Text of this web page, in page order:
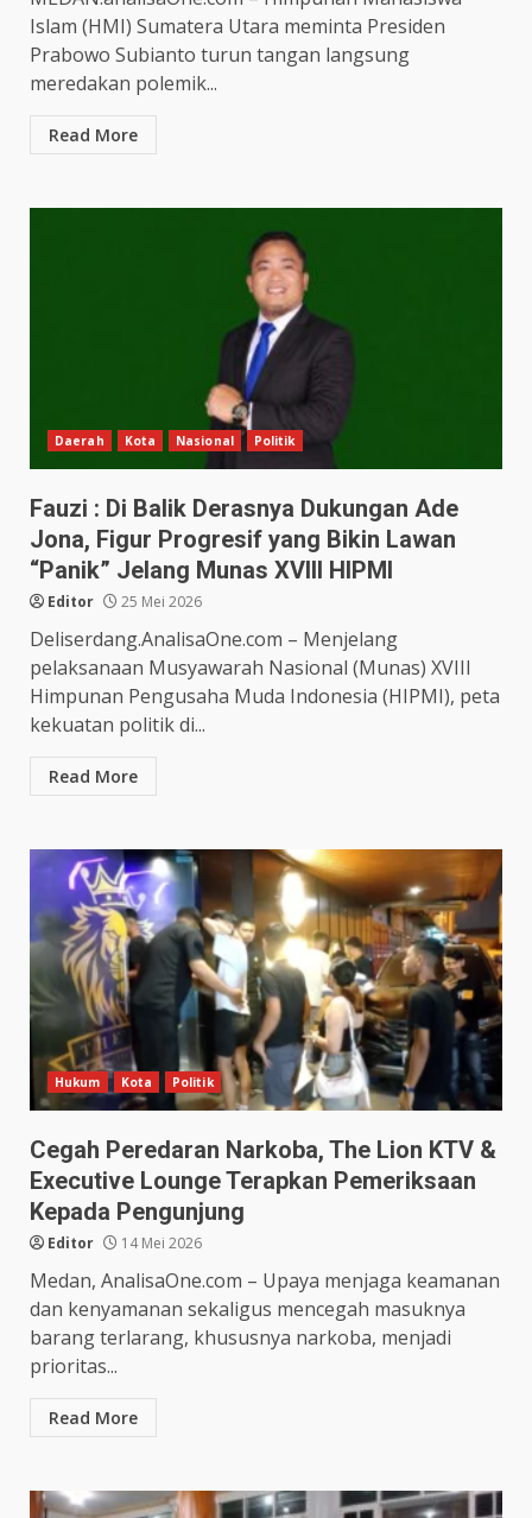
Islam (HMI) Sumatera Utara meminta Presiden
Prabowo Subianto turun tangan langsung
meredakan polemik...
Read More
Daerah Kota Nasional Politik
Fauzi : Di Balik Derasnya Dukungan Ade
Jona, Figur Progresif yang Bikin Lawan
“Panik” Jelang Munas XVIII HIPMI
Editor 25 Mei 2026
Deliserdang.AnalisaOne.com – Menjelang
pelaksanaan Musyawarah Nasional (Munas) XVIII
Himpunan Pengusaha Muda Indonesia (HIPMI), peta
kekuatan politik di...
Read More
Hukum Kota Politik
Cegah Peredaran Narkoba, The Lion KTV &
Executive Lounge Terapkan Pemeriksaan
Kepada Pengunjung
Editor 14 Mei 2026
Medan, AnalisaOne.com – Upaya menjaga keamanan
dan kenyamanan sekaligus mencegah masuknya
barang terlarang, khususnya narkoba, menjadi
prioritas...
Read More